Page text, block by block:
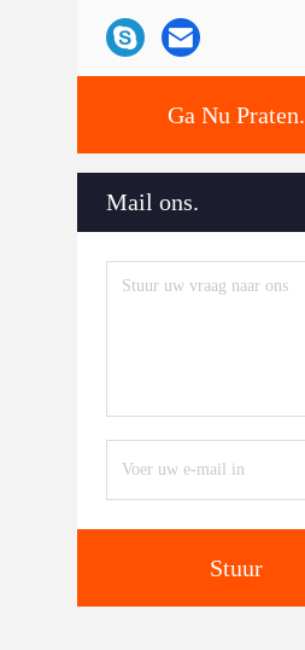
Ga Nu Praten.
Mail ons.
Stuur